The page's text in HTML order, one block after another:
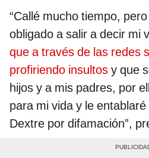
“Callé mucho tiempo,
obligado a salir a decir mi
que a través de las redes
profiriendo insultos y que
hijos y a mis padres, por
para mi vida y le
Dextre por difamación”,